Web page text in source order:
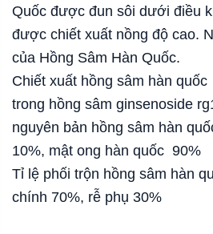
Quốc được đun sôi dưới điều
được chiết xuất nồng độ cao.
của Hồng Sâm Hàn Quốc.
Chiết xuất hồng sâm hàn
trong hồng sâm ginsenoside
nguyên bản hồng sâm hàn
10%, mật ong hàn quốc 90%
Tỉ lệ phối trộn hồng sâm hàn
chính 70%, rễ phụ 30%